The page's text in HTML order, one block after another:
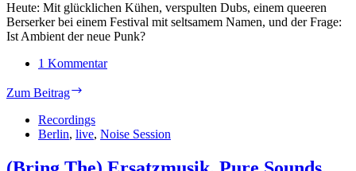
Heute: Mit glücklichen Kühen, verspulten Dubs, einem queeren
Berserker bei einem Festival mit seltsamem Namen, und der Frage:
Ist Ambient der neue Punk?
1 Kommentar
Zum Beitrag
Sachgeschichten
Recordings
Berlin, live, Noise Session